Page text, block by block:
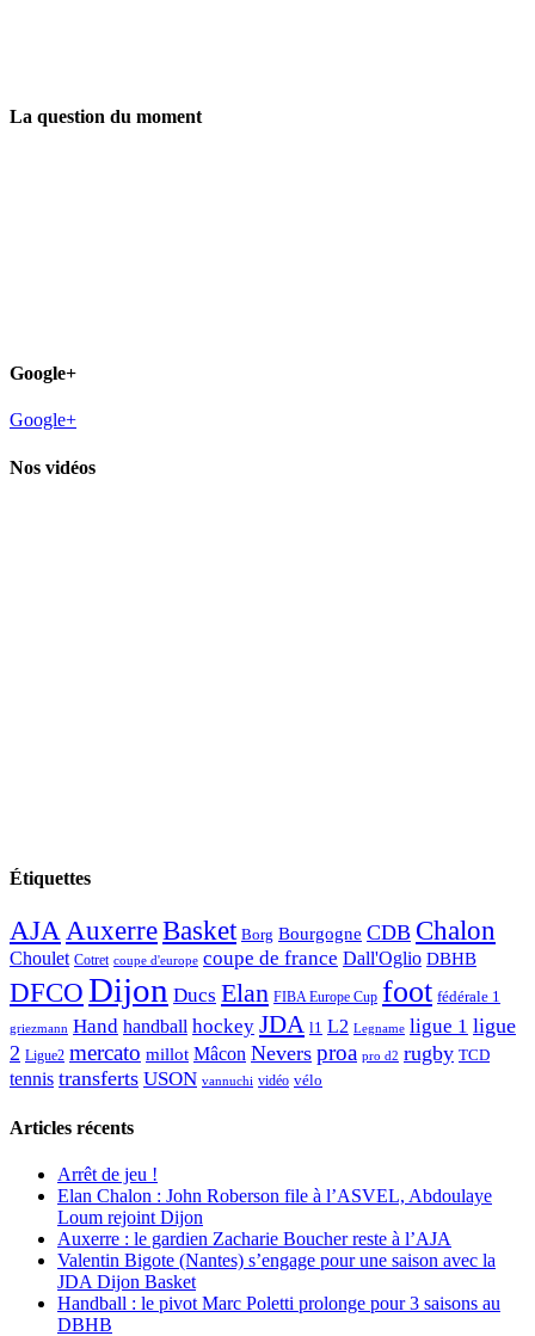
La question du moment
Google+
Google+
Nos vidéos
Étiquettes
AJAAuxerreBasket Borg Bourgogne CDB Chalon
Choulet Cotret coupe d'europe coupe de france Dall'Oglio DBHB
DFCODijon Ducs Elan FIBA Europe Cup foot fédérale 1
griezmann Hand handball hockey JDA l1 L2 Legname ligue 1 ligue
2 Ligue2 mercato millot Mâcon Nevers proa pro d2 rugby TCD
tennis transferts USON vannuchi vidéo vélo
Articles récents
Arrêt de jeu !
Elan Chalon : John Roberson file à l’ASVEL, Abdoulaye
Loum rejoint Dijon
Auxerre : le gardien Zacharie Boucher reste à l’AJA
Valentin Bigote (Nantes) s’engage pour une saison avec la
JDA Dijon Basket
Handball : le pivot Marc Poletti prolonge pour 3 saisons au
DBHB